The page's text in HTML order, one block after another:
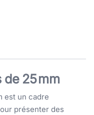
de 25 mm
est un cadre
présenter des